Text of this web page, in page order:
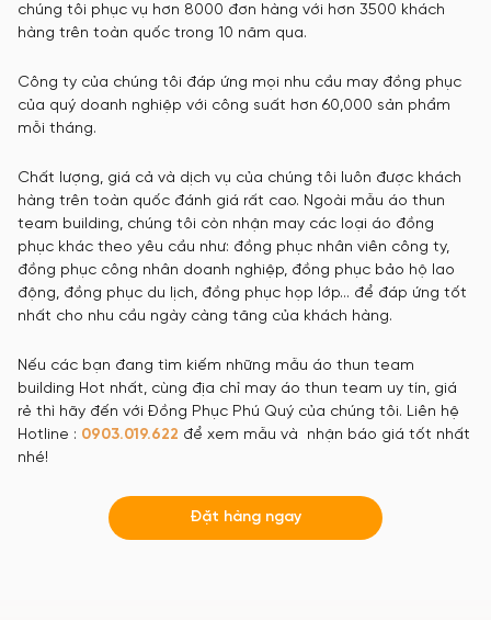
chúng tôi phục vụ hơn 8000 đơn hàng với hơn 3500 khách
hàng trên toàn quốc trong 10 năm qua.
Công ty của chúng tôi đáp ứng mọi nhu cầu may đồng phục
của quý doanh nghiệp với công suất hơn 60,000 sản phẩm
mỗi tháng.
Chất lượng, giá cả và dịch vụ của chúng tôi luôn được khách
hàng trên toàn quốc đánh giá rất cao. Ngoài mẫu áo thun
team building, chúng tôi còn nhận may các loại áo đồng
phục khác theo yêu cầu như: đồng phục nhân viên công ty,
đồng phục công nhân doanh nghiệp, đồng phục bảo hộ lao
động, đồng phục du lịch, đồng phục họp lớp… để đáp ứng tốt
nhất cho nhu cầu ngày càng tăng của khách hàng.
Nếu các bạn đang tìm kiếm những mẫu áo thun team
building Hot nhất, cùng địa chỉ may áo thun team uy tín, giá
rẻ thì hãy đến với Đồng Phục Phú Quý của chúng tôi. Liên hệ
Hotline : 0903.019.622 để xem mẫu và nhận báo giá tốt nhất
nhé!
Đặt hàng ngay